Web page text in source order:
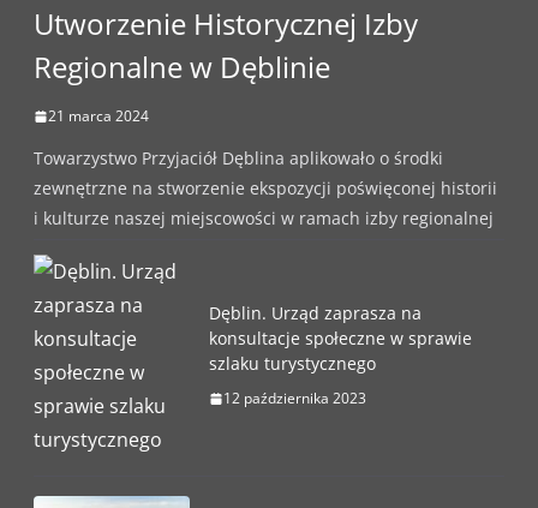
Utworzenie Historycznej Izby
Regionalne w Dęblinie
21 marca 2024
Towarzystwo Przyjaciół Dęblina aplikowało o środki
zewnętrzne na stworzenie ekspozycji poświęconej historii
i kulturze naszej miejscowości w ramach izby regionalnej
Dęblin. Urząd zaprasza na
konsultacje społeczne w sprawie
szlaku turystycznego
12 października 2023